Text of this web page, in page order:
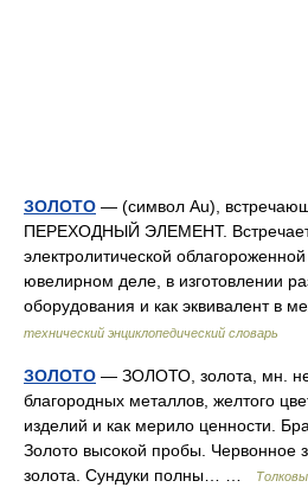
ЗОЛОТО — (символ Аu),
ПЕРЕХОДНЫЙ ЭЛЕМЕНТ.
электролитической
ювелирном деле, в изготовлении
оборудования и как эквивалент в
технический энциклопедический словарь
ЗОЛОТО — ЗОЛОТО, золота, мн.
благородных металлов, желтого
изделий и как мерило ценности.
Золото высокой пробы. Червонное
золота. Сундуки полны… …